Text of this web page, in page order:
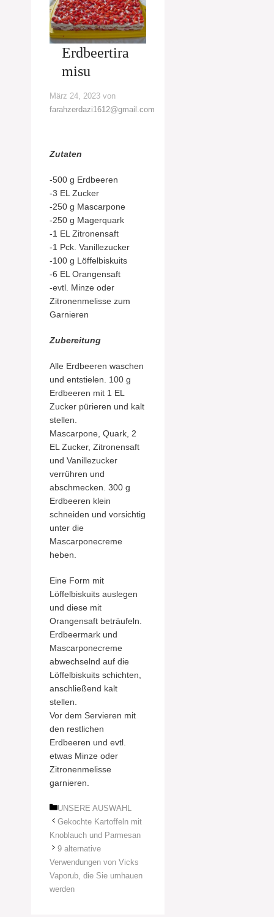
Erdbeertira
misu
März 24, 2023 von
farahzerdazi1612@gmail.com
Zutaten
-500 g Erdbeeren
-3 EL Zucker
-250 g Mascarpone
-250 g Magerquark
-1 EL Zitronensaft
-1 Pck. Vanillezucker
-100 g Löffelbiskuits
-6 EL Orangensaft
-evtl. Minze oder
Zitronenmelisse zum
Garnieren
Zubereitung
Alle Erdbeeren waschen
und entstielen. 100 g
Erdbeeren mit 1 EL
Zucker pürieren und kalt
stellen.
Mascarpone, Quark, 2
EL Zucker, Zitronensaft
und Vanillezucker
verrühren und
abschmecken. 300 g
Erdbeeren klein
schneiden und vorsichtig
unter die
Mascarponecreme
heben.
Eine Form mit
Löffelbiskuits auslegen
und diese mit
Orangensaft beträufeln.
Erdbeermark und
Mascarponecreme
abwechselnd auf die
Löffelbiskuits schichten,
anschließend kalt
stellen.
Vor dem Servieren mit
den restlichen
Erdbeeren und evtl.
etwas Minze oder
Zitronenmelisse
garnieren.
Kategorien
UNSERE AUSWAHL
Gekochte Kartoffeln mit
Knoblauch und Parmesan
9 alternative
Verwendungen von Vicks
Vaporub, die Sie umhauen
werden